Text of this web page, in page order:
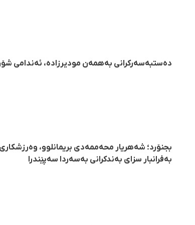
دەستبەسەرکرانی بەهمەن مودیرزادە، ئەندامی
بجنۆرد؛ شەهریار محەممەدی بریمانلوو،
بەفرانبار سزای بەندکرانی بەسەردا سەپێندرا